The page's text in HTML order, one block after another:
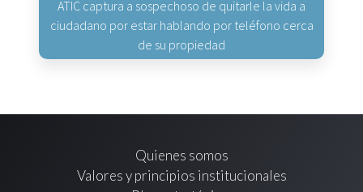
ATIC captura a sospechoso de quitarle la vida a
ciudadano por estar hablando por teléfono cerca
de su propiedad
Quienes somos
Valores y principios institucionales